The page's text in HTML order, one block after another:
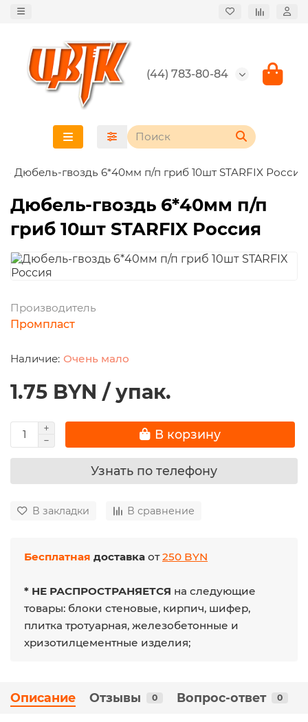
(44) 783-80-84
Дюбель-гвоздь 6*40мм п/п гриб 10шт STARFIX Россия
Дюбель-гвоздь 6*40мм п/п
гриб 10шт STARFIX Россия
Производитель
Промпласт
Очень мало
1.75 BYN / упак.
В корзину
Узнать по телефону
В закладки В сравнение
Бесплатная доставка от250 BYN
* НЕ РАСПРОСТРАНЯЕТСЯ на следующие
товары: блоки стеновые, кирпич, шифер,
плитка тротуарная, железобетонные и
хризотилцементные изделия;
Описание Отзывы 0 Вопрос-ответ 0